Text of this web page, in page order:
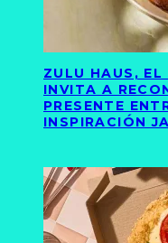
ZULU HAUS,
INVITA A
PRESENTE
INSPIRACIÓN